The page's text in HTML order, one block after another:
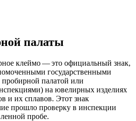
палаты
клеймо — это официальный знак,
государственными
палатой или
на ювелирных изделиях
и их сплавов. Этот знак
прошло проверку в инспекции
пробе.